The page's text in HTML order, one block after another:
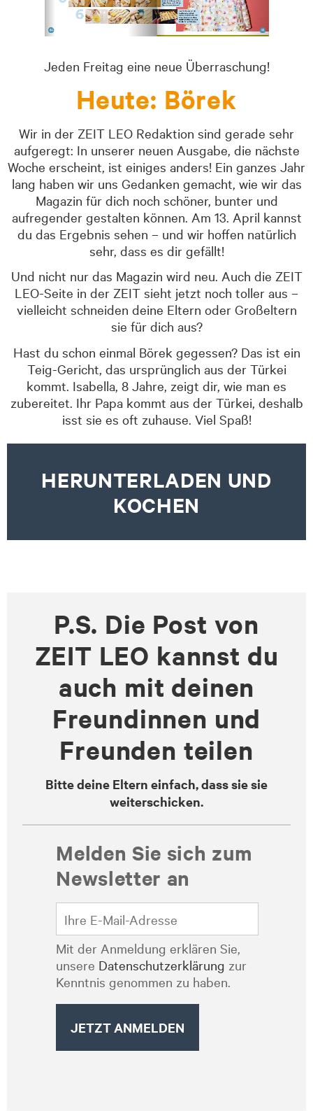
Jeden Freitag eine neue Überraschung!
Heute: Börek
Wir in der ZEIT LEO Redaktion sind gerade sehr
aufgeregt: In unserer neuen Ausgabe, die nächste
Woche erscheint, ist einiges anders! Ein ganzes Jahr
lang haben wir uns Gedanken gemacht, wie wir das
Magazin für dich noch schöner, bunter und
aufregender gestalten können. Am 13. April kannst
du das Ergebnis sehen – und wir hoffen natürlich
sehr, dass es dir gefällt!
Und nicht nur das Magazin wird neu. Auch die ZEIT
LEO-Seite in der ZEIT sieht jetzt noch toller aus –
vielleicht schneiden deine Eltern oder Großeltern
sie für dich aus?
Hast du schon einmal Börek gegessen? Das ist ein
Teig-Gericht, das ursprünglich aus der Türkei
kommt. Isabella, 8 Jahre, zeigt dir, wie man es
zubereitet. Ihr Papa kommt aus der Türkei, deshalb
isst sie es oft zuhause. Viel Spaß!
HERUNTERLADEN UND
KOCHEN
P.S. Die Post von
ZEIT LEO kannst du
auch mit deinen
Freundinnen und
Freunden teilen
Bitte deine Eltern einfach, dass sie sie
weiterschicken.
Melden Sie sich zum
Newsletter an
Mit der Anmeldung erklären Sie,
unsere Datenschutzerklärung zur
Kenntnis genommen zu haben.